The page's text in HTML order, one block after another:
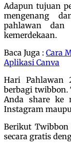
Adapun tujuan
mengenang
pahlawan dan
kemerdekaan.
Baca Juga : Cara
Aplikasi Canva
Hari Pahlawan
berbagi twibbon.
Anda share ke
Instagram
Berikut Twibbon
secara gratis